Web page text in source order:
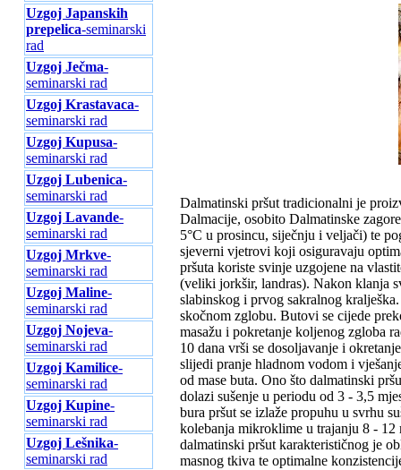
Uzgoj Japanskih
prepelica-seminarski
rad
Uzgoj Ječma-
seminarski rad
Uzgoj Krastavaca-
seminarski rad
Uzgoj Kupusa-
seminarski rad
Uzgoj Lubenica-
seminarski rad
Uzgoj Lavande-
seminarski rad
Uzgoj Mrkve-
seminarski rad
Uzgoj Maline-
seminarski rad
Uzgoj Nojeva-
seminarski rad
Uzgoj Kamilice-
seminarski rad
Uzgoj Kupine-
seminarski rad
Uzgoj Lešnika-
seminarski rad
Dalmatinski pršut tradicionalni je
Dalmacije, osobito Dalmatinske
5°C u prosincu, siječnju i veljači) te
sjeverni vjetrovi koji osiguravaju
pršuta koriste svinje uzgojene na
(veliki jorkšir, landras). Nakon klanja
slabinskog i prvog sakralnog
skočnom zglobu. Butovi se cijede
masažu i pokretanje koljenog zgloba
10 dana vrši se dosoljavanje i
slijedi pranje hladnom vodom i
od mase buta. Ono što dalmatinski
dolazi sušenje u periodu od 3 - 3,5
bura pršut se izlaže propuhu u svrhu
kolebanja mikroklime u trajanju 8 - 12
dalmatinski pršut karakterističnog je
masnog tkiva te optimalne